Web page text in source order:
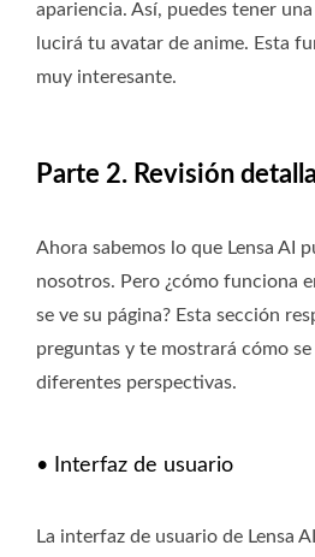
apariencia. Así, puedes tener
lucirá tu avatar de anime. Esta
muy interesante.
Parte 2. Revisión
Ahora sabemos lo que Lensa AI
nosotros. Pero ¿cómo funciona
se ve su página? Esta sección
preguntas y te mostrará cómo
diferentes perspectivas.
• Interfaz de usuario
La interfaz de usuario de Lensa